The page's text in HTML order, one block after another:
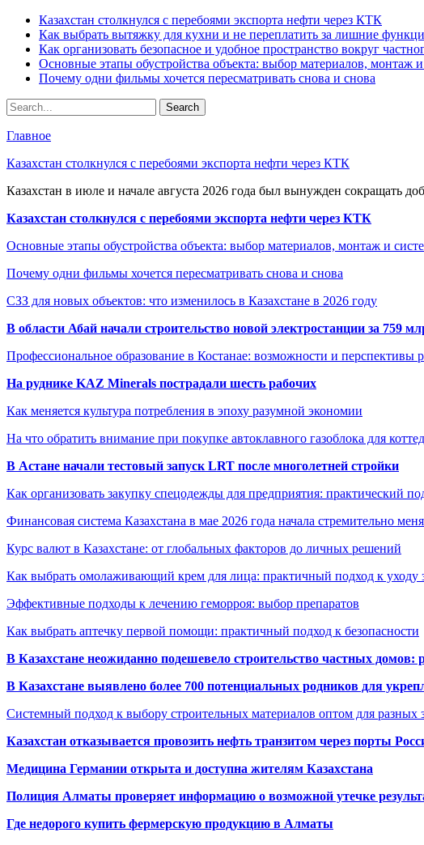
Казахстан столкнулся с перебоями экспорта нефти через КТК
Как выбрать вытяжку для кухни и не переплатить за лишние
Как организовать безопасное и удобное пространство вокруг
Основные этапы обустройства объекта: выбор материалов, монтаж
Почему одни фильмы хочется пересматривать снова и снова
Главное
Казахстан столкнулся с перебоями экспорта нефти через КТК
Казахстан в июле и начале августа 2026 года был вынужден сокращать
Казахстан столкнулся с перебоями экспорта нефти через КТК
Основные этапы обустройства объекта: выбор материалов, монтаж и
Почему одни фильмы хочется пересматривать снова и снова
СЗЗ для новых объектов: что изменилось в Казахстане в 2026 году
В области Абай начали строительство новой электростанции за 759
Профессиональное образование в Костанае: возможности и перспективы
На руднике KAZ Minerals пострадали шесть рабочих
Как меняется культура потребления в эпоху разумной экономии
На что обратить внимание при покупке автоклавного газоблока для
В Астане начали тестовый запуск LRT после многолетней стройки
Как организовать закупку спецодежды для предприятия: практический
Финансовая система Казахстана в мае 2026 года начала стремительно
Курс валют в Казахстане: от глобальных факторов до личных решений
Как выбрать омолаживающий крем для лица: практичный подход к уходу
Эффективные подходы к лечению геморроя: выбор препаратов
Как выбрать аптечку первой помощи: практичный подход к безопасности
В Казахстане неожиданно подешевело строительство частных домов:
В Казахстане выявлено более 700 потенциальных родников для
Системный подход к выбору строительных материалов оптом для разных
Казахстан отказывается провозить нефть транзитом через порты
Медицина Германии открыта и доступна жителям Казахстана
Полиция Алматы проверяет информацию о возможной утечке
Где недорого купить фермерскую продукцию в Алматы